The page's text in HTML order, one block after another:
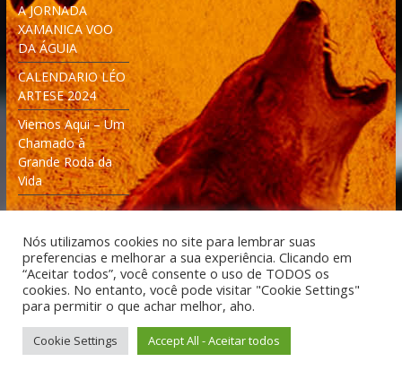
A JORNADA
XAMANICA VOO
DA ÁGUIA
CALENDARIO LÉO
ARTESE 2024
Viemos Aqui – Um
Chamado à
Grande Roda da
Vida
Desenvolvido: Moleculas4D - Engenharia Espacial e
Tecnologia [moleculas4d.com.br]
Nós utilizamos cookies no site para lembrar suas
preferencias e melhorar a sua experiência. Clicando em
“Aceitar todos”, você consente o uso de TODOS os
cookies. No entanto, você pode visitar "Cookie Settings"
para permitir o que achar melhor, aho.
Cookie Settings Accept All - Aceitar todos